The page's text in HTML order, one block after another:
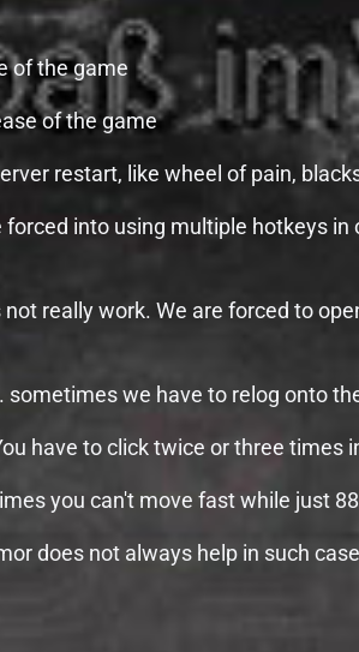
of the game
of the game
restart, like wheel of pain,
into using multiple hotkeys
really work. We are forced to
we have to relog onto
have to click twice or three times
you can't move fast while just
does not always help in such